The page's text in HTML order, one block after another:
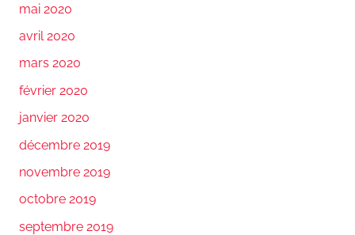
mai 2020
avril 2020
mars 2020
février 2020
janvier 2020
décembre 2019
novembre 2019
octobre 2019
septembre 2019